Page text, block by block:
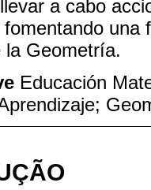
a cabo
una
la Geometría.
Educación